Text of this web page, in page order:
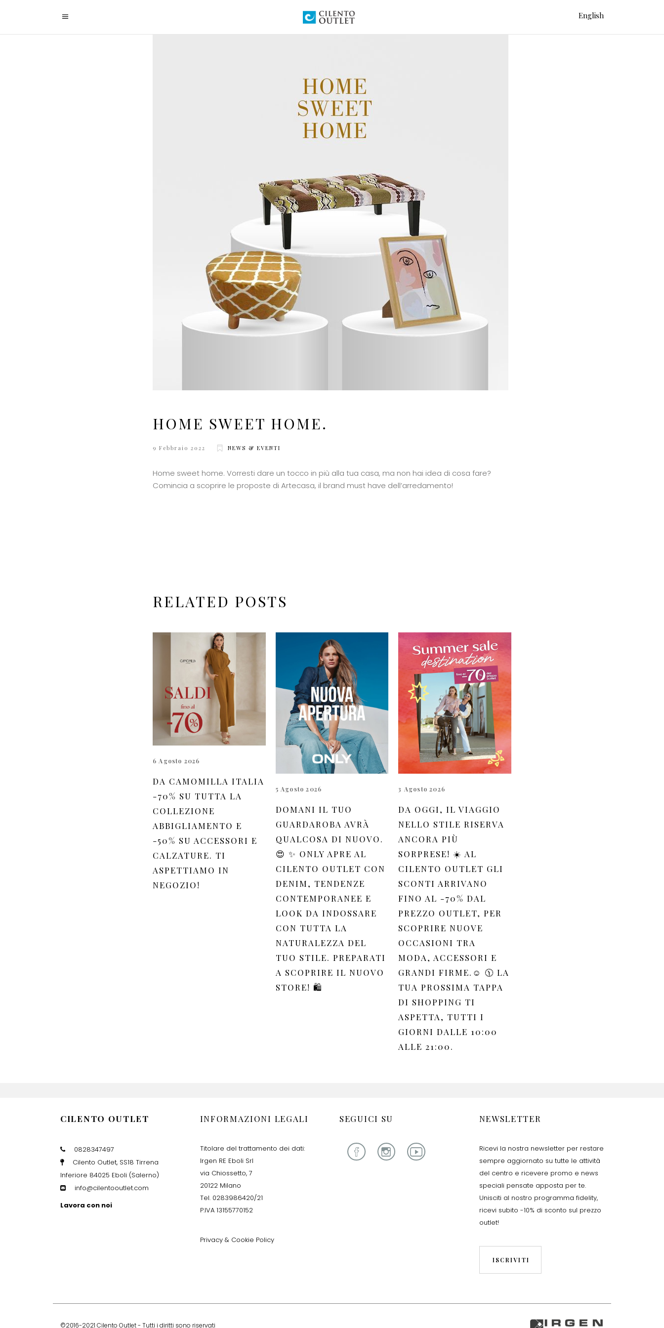
English
HOME SWEET HOME.
9 Febbraio 2022 NEWS & EVENTI
Home sweet home. Vorresti dare un tocco in più alla tua casa, ma non hai idea di cosa fare?
Comincia a scoprire le proposte di Artecasa, il brand must have dell’arredamento!
RELATED POSTS
6 Agosto 2026
DA CAMOMILLA ITALIA
-70% SU TUTTA LA
COLLEZIONE
ABBIGLIAMENTO E
-50% SU ACCESSORI E
CALZATURE. TI
ASPETTIAMO IN
NEGOZIO!
5 Agosto 2026
DOMANI IL TUO
GUARDAROBA AVRÀ
QUALCOSA DI NUOVO.
😍 ✨ ONLY APRE AL
CILENTO OUTLET CON
DENIM, TENDENZE
CONTEMPORANEE E
LOOK DA INDOSSARE
CON TUTTA LA
NATURALEZZA DEL
TUO STILE. PREPARATI
A SCOPRIRE IL NUOVO
STORE! 🛍️
3 Agosto 2026
DA OGGI, IL VIAGGIO
NELLO STILE RISERVA
ANCORA PIÙ
SORPRESE! ☀️ AL
CILENTO OUTLET GLI
SCONTI ARRIVANO
FINO AL -70% DAL
PREZZO OUTLET, PER
SCOPRIRE NUOVE
OCCASIONI TRA
MODA, ACCESSORI E
GRANDI FIRME.☺️ 🕦 LA
TUA PROSSIMA TAPPA
DI SHOPPING TI
ASPETTA, TUTTI I
GIORNI DALLE 10:00
ALLE 21:00.
CILENTO OUTLET
0828347497
Cilento Outlet, SS18 Tirrena
Inferiore 84025 Eboli (Salerno)
info@cilentooutlet.com
Lavora con noi
INFORMAZIONI LEGALI
Titolare del trattamento dei dati:
Irgen RE Eboli Srl
via Chiossetto, 7
20122 Milano
Tel. 0283986420/21
P.IVA 13155770152
Privacy & Cookie Policy
SEGUICI SU NEWSLETTER
Ricevi la nostra newsletter per restare
sempre aggiornato su tutte le attività
del centro e ricevere promo e news
speciali pensate apposta per te.
Unisciti al nostro programma fidelity,
ricevi subito -10% di sconto sul prezzo
outlet!
ISCRIVITI
©2016-2021 Cilento Outlet - Tutti i diritti sono riservati